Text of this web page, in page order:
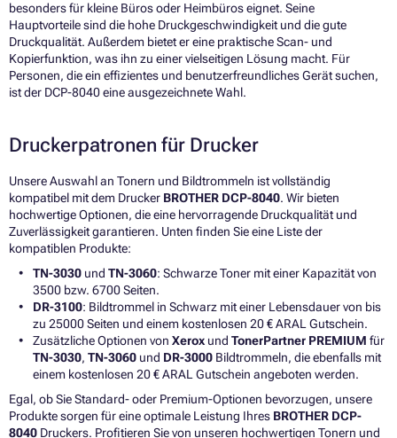
besonders für kleine Büros oder Heimbüros eignet. Seine
Hauptvorteile sind die hohe Druckgeschwindigkeit und die gute
Druckqualität. Außerdem bietet er eine praktische Scan- und
Kopierfunktion, was ihn zu einer vielseitigen Lösung macht. Für
Personen, die ein effizientes und benutzerfreundliches Gerät suchen,
ist der DCP-8040 eine ausgezeichnete Wahl.
Druckerpatronen für Drucker
Unsere Auswahl an Tonern und Bildtrommeln ist vollständig
kompatibel mit dem Drucker BROTHER DCP-8040. Wir bieten
hochwertige Optionen, die eine hervorragende Druckqualität und
Zuverlässigkeit garantieren. Unten finden Sie eine Liste der
kompatiblen Produkte:
TN-3030 und TN-3060: Schwarze Toner mit einer Kapazität von
3500 bzw. 6700 Seiten.
DR-3100: Bildtrommel in Schwarz mit einer Lebensdauer von bis
zu 25000 Seiten und einem kostenlosen 20 € ARAL Gutschein.
Zusätzliche Optionen von Xerox und TonerPartner PREMIUM für
TN-3030, TN-3060 und DR-3000 Bildtrommeln, die ebenfalls mit
einem kostenlosen 20 € ARAL Gutschein angeboten werden.
Egal, ob Sie Standard- oder Premium-Optionen bevorzugen, unsere
Produkte sorgen für eine optimale Leistung Ihres BROTHER DCP-
8040 Druckers. Profitieren Sie von unseren hochwertigen Tonern und